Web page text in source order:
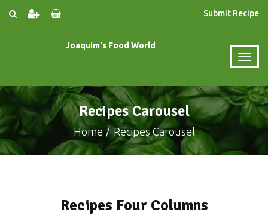
Submit Recipe
Joaquim's Food World
Recipes Carousel
Home Recipes Carousel
Recipes Four Columns